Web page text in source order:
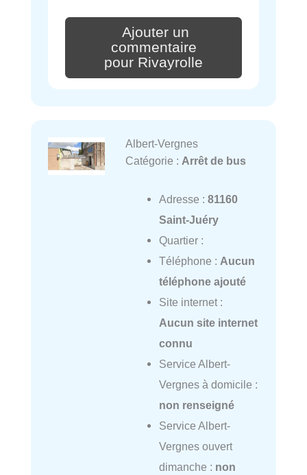
Ajouter un
commentaire
pour Rivayrolle
Albert-Vergnes
Catégorie : Arrêt de bus
Adresse : 81160
Saint-Juéry
Quartier :
Téléphone : Aucun
téléphone ajouté
Site internet :
Aucun site internet
connu
Service Albert-
Vergnes à domicile :
non renseigné
Service Albert-
Vergnes ouvert
dimanche : non